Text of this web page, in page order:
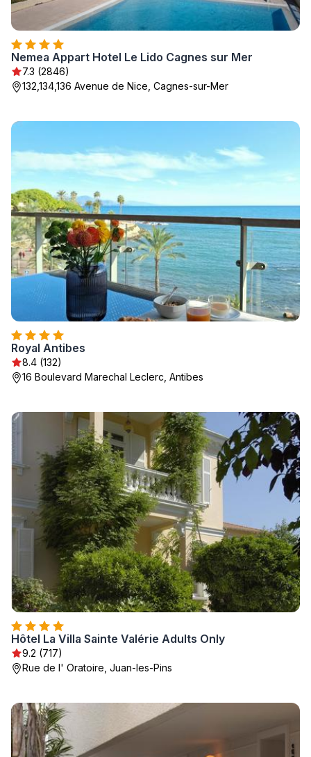
Nemea Appart Hotel Le Lido Cagnes sur Mer
7.3 (2846)
132,134,136 Avenue de Nice, Cagnes-sur-Mer
Royal Antibes
8.4 (132)
16 Boulevard Marechal Leclerc, Antibes
Hôtel La Villa Sainte Valérie Adults Only
9.2 (717)
Rue de l' Oratoire, Juan-les-Pins